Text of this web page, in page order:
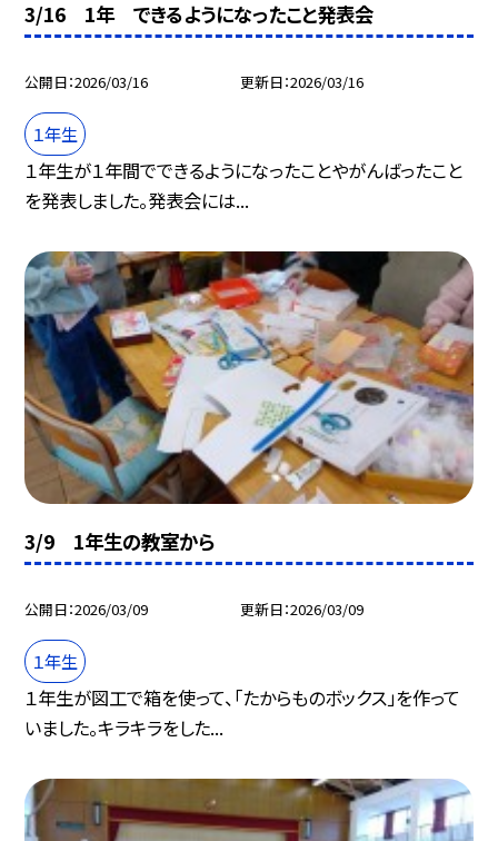
3/16 1年 できるようになったこと発表会
公開日 2026/03/16 更新日 2026/03/16
１年生
１年生が１年間でできるようになったことやがんばったこと
を発表しました。発表会には...
3/9 1年生の教室から
公開日 2026/03/09 更新日 2026/03/09
１年生
１年生が図工で箱を使って、「たからものボックス」を作って
いました。キラキラをした...